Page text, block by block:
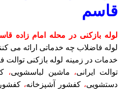
قاسم
لوله بازکنی در محله امام زاده قاسم
لوله فاضلاب چه خدماتی ارائه می کنند
خدمات در زمینه لوله بازکنی توالت
توالت ایرانی،ماشین لباسشویی،
دستشویی،کفشور آشپزخانه،کفشور